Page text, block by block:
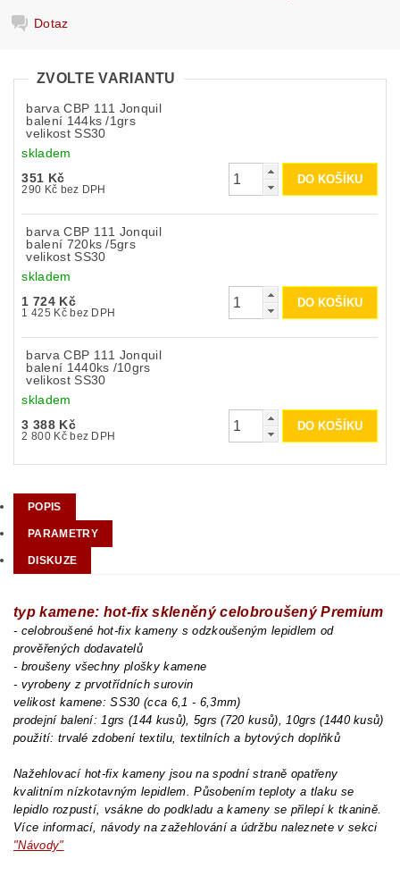
Dotaz
ZVOLTE VARIANTU
barva CBP 111 Jonquil
balení 144ks /1grs
velikost SS30
skladem
351 Kč
290 Kč bez DPH
barva CBP 111 Jonquil
balení 720ks /5grs
velikost SS30
skladem
1 724 Kč
1 425 Kč bez DPH
barva CBP 111 Jonquil
balení 1440ks /10grs
velikost SS30
skladem
3 388 Kč
2 800 Kč bez DPH
POPIS
PARAMETRY
DISKUZE
typ kamene: hot-fix skleněný celobroušený Premium
- celobroušené hot-fix kameny s odzkoušeným lepidlem od
prověřených dodavatelů
- broušeny všechny plošky kamene
- vyrobeny z prvotřídních surovin
velikost kamene: SS30 (cca 6,1 - 6,3mm)
prodejní balení: 1grs (144 kusů), 5grs (720 kusů), 10grs (1440 kusů)
použití: trvalé zdobení textilu, textilních a bytových doplňků
Nažehlovací hot-fix kameny jsou na spodní straně opatřeny
kvalitním nízkotavným lepidlem. Působením teploty a tlaku se
lepidlo rozpustí, vsákne do podkladu a kameny se přilepí k tkanině.
Více informací, návody na zažehlování a údržbu naleznete v sekci
"Návody"